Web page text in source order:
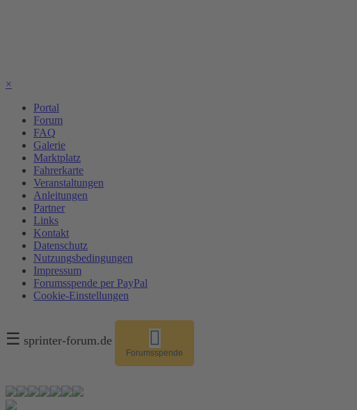
×
Portal
Forum
FAQ
Galerie
Marktplatz
Fahrerkarte
Veranstaltungen
Anleitungen
Partner
Links
Kontakt
Datenschutz
Nutzungsbedingungen
Impressum
Forumsspende per PayPal
Cookie-Einstellungen
☰ sprinter-forum.de
Forumsspende